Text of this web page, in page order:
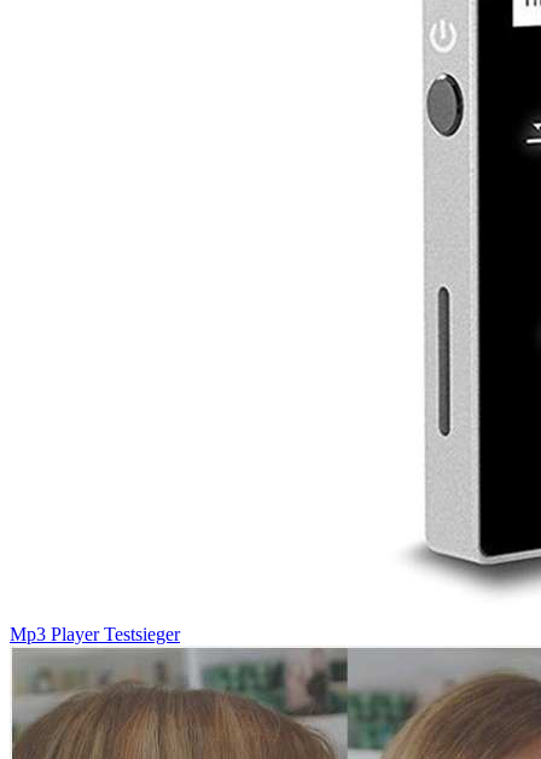
Mp3 Player Testsieger